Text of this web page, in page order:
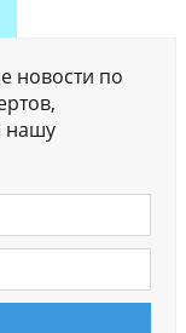
новости по
нашу